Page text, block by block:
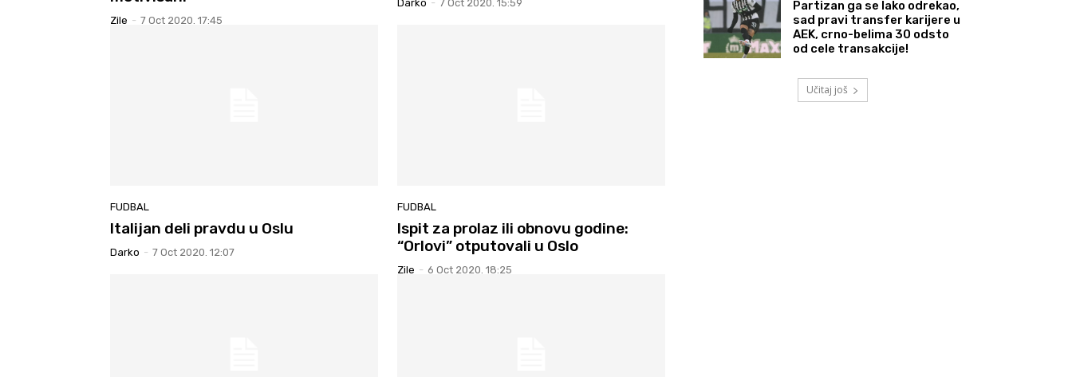
Zile - 7 Oct 2020. 17:45
Darko - 7 Oct 2020. 15:59
FUDBAL
Italijan deli pravdu u Oslu
Darko - 7 Oct 2020. 12:07
FUDBAL
Ispit za prolaz ili obnovu godine:
“Orlovi” otputovali u Oslo
Zile - 6 Oct 2020. 18:25
Partizan ga se lako odrekao,
sad pravi transfer karijere u
AEK, crno-belima 30 odsto
od cele transakcije!
Učitaj još